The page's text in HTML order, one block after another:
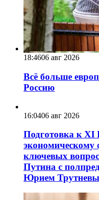
18:4606 авг 2026
Всё больше
Россию
16:0406 авг 2026
Подготовка к XI
экономическому
ключевых
Путина с
Юрием